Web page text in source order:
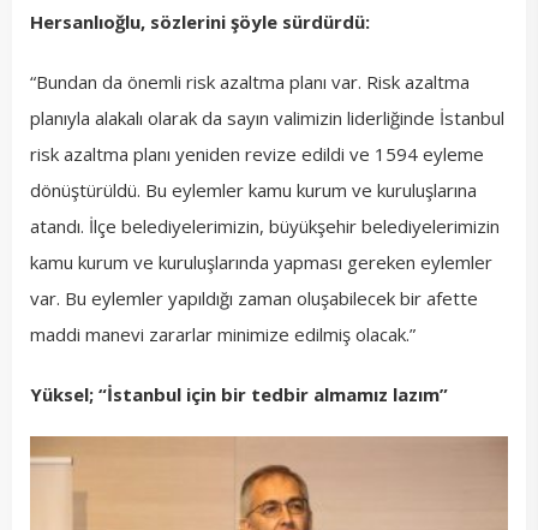
Hersanlıoğlu, sözlerini şöyle sürdürdü:
“Bundan da önemli risk azaltma planı var. Risk azaltma
planıyla alakalı olarak da sayın valimizin liderliğinde İstanbul
risk azaltma planı yeniden revize edildi ve 1594 eyleme
dönüştürüldü. Bu eylemler kamu kurum ve kuruluşlarına
atandı. İlçe belediyelerimizin, büyükşehir belediyelerimizin
kamu kurum ve kuruluşlarında yapması gereken eylemler
var. Bu eylemler yapıldığı zaman oluşabilecek bir afette
maddi manevi zararlar minimize edilmiş olacak.”
Yüksel; “İstanbul için bir tedbir almamız lazım”